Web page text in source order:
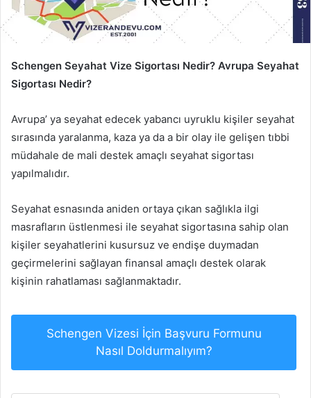
Schengen Seyahat Vize Sigortası Nedir? Avrupa Seyahat
Sigortası Nedir?
Avrupa’ ya seyahat edecek yabancı uyruklu kişiler seyahat
sırasında yaralanma, kaza ya da a bir olay ile gelişen tıbbi
müdahale de mali destek amaçlı seyahat sigortası
yapılmalıdır.
Seyahat esnasında aniden ortaya çıkan sağlıkla ilgi
masrafların üstlenmesi ile seyahat sigortasına sahip olan
kişiler seyahatlerini kusursuz ve endişe duymadan
geçirmelerini sağlayan finansal amaçlı destek olarak
kişinin rahatlaması sağlanmaktadır.
Schengen Vizesi İçin Başvuru Formunu
Nasıl Doldurmalıyım?